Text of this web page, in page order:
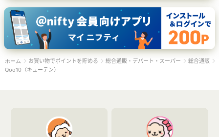
ホーム お買い物でポイントを貯める 総合通販・デパート・スーパー
総合通販
Qoo10（キューテン）